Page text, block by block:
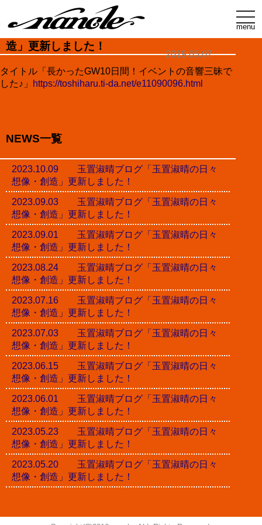
t
o
g
g
menu
玉置淑晴ブログ「玉置淑晴の日々想像・創
造」更新しました！
2019.05.07
タイトル「長かったGW10日間！イベントの音響三昧で
した♪」
https://toshiharu.ti-da.net/e11090096.html
NEWS一覧
2023.10.09 玉置淑晴ブログ「玉置淑晴の日々
想像・創造」更新しました！
2023.09.03 玉置淑晴ブログ「玉置淑晴の日々
想像・創造」更新しました！
2023.09.01 玉置淑晴ブログ「玉置淑晴の日々
想像・創造」更新しました！
2023.08.24 玉置淑晴ブログ「玉置淑晴の日々
想像・創造」更新しました！
2023.07.16 玉置淑晴ブログ「玉置淑晴の日々
想像・創造」更新しました！
2023.07.03 玉置淑晴ブログ「玉置淑晴の日々
想像・創造」更新しました！
2023.06.15 玉置淑晴ブログ「玉置淑晴の日々
想像・創造」更新しました！
2023.06.01 玉置淑晴ブログ「玉置淑晴の日々
想像・創造」更新しました！
2023.05.23 玉置淑晴ブログ「玉置淑晴の日々
想像・創造」更新しました！
2023.05.20 玉置淑晴ブログ「玉置淑晴の日々
想像・創造」更新しました！